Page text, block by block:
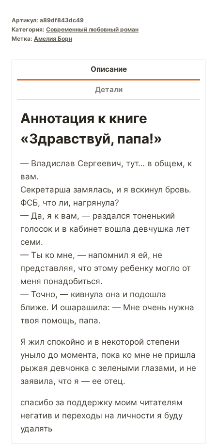
Артикул: a89df843dc49
Категория: Современный любовный роман
Метка: Амелия Борн
Описание
Детали
Аннотация к книге
«Здравствуй, папа!»
— Владислав Сергеевич, тут… в общем, к
вам.
Секретарша замялась, и я вскинул бровь.
ФСБ, что ли, нагрянула?
— Да, я к вам, — раздался тоненький
голосок и в кабинет вошла девчушка лет
семи.
— Ты ко мне, — напомнил я ей, не
представляя, что этому ребенку могло от
меня понадобиться.
— Точно, — кивнула она и подошла
ближе. И ошарашила: — Мне очень нужна
твоя помощь, папа.
Я жил спокойно и в некоторой степени
уныло до момента, пока ко мне не пришла
рыжая девчонка с зелеными глазами, и не
заявила, что я — ее отец.
спасибо за поддержку моим читателям
негатив и переходы на личности я буду
удалять